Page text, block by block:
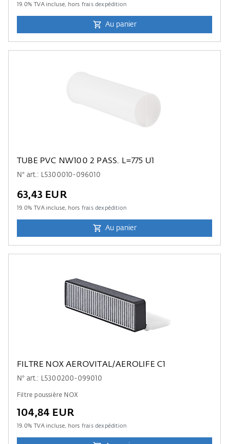
19.0% TVA incluse, hors frais dexpédition
Au panier
TUBE PVC NW100 2 PASS. L=775 U1
N° art.: L5300010-096010
63,43 EUR
19.0% TVA incluse, hors frais dexpédition
Au panier
FILTRE NOX AEROVITAL/AEROLIFE C1
N° art.: L5300200-099010
Filtre poussière NOX
104,84 EUR
19.0% TVA incluse, hors frais dexpédition